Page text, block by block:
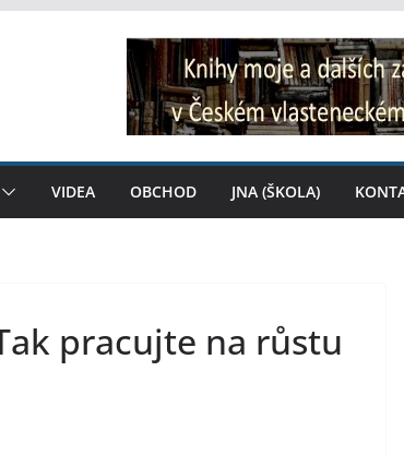
VIDEA OBCHOD JNA (ŠKOLA)
pracujte na růstu